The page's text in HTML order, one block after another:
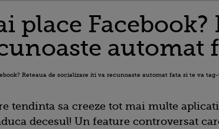
place
automat
tendinta sa creeze tot mai multe
decesul! Un feature controversat